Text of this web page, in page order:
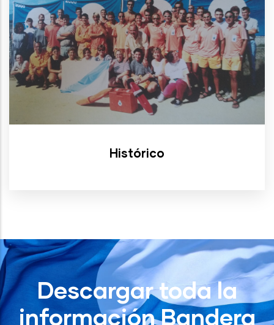
Histórico
Descargar toda la
información Bandera